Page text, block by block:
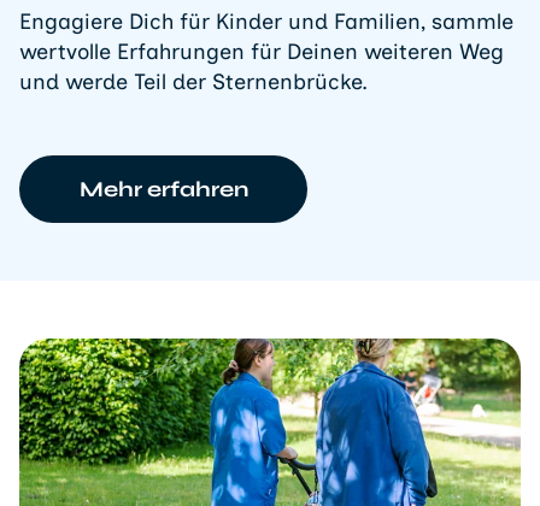
Engagiere Dich für Kinder und Familien, sammle
wertvolle Erfahrungen für Deinen weiteren Weg
und werde Teil der Sternenbrücke.
Mehr erfahren